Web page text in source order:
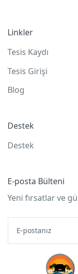
Linkler
Tesis Kaydı
Tesis Girişi
Blog
Destek
Destek
E-posta Bülteni
Yeni fırsatlar ve